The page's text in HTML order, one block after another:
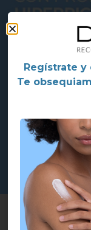
Regístrate
Te